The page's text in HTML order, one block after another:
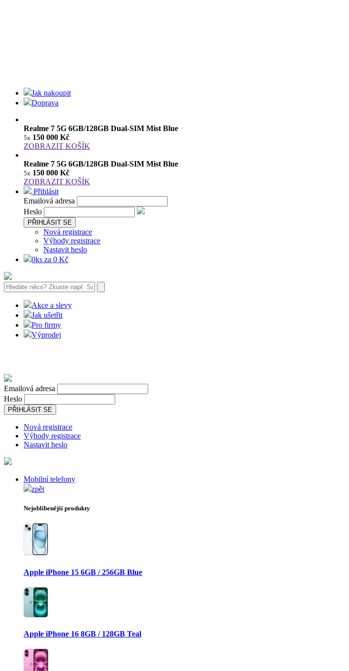
Jak nakoupit
Doprava
Realme 7 5G 6GB/128GB Dual-SIM Mist Blue
5x 150 000 Kč
ZOBRAZIT KOŠÍK
Realme 7 5G 6GB/128GB Dual-SIM Mist Blue
5x 150 000 Kč
ZOBRAZIT KOŠÍK
Přihlásit
Emailová adresa
Heslo
PŘIHLÁSIT SE
Nová registrace
Výhody registrace
Nastavit heslo
0ks za 0 Kč
Akce a slevy
Jak ušetřit
Pro firmy
Výprodej
Emailová adresa
Heslo
PŘIHLÁSIT SE
Nová registrace
Výhody registrace
Nastavit heslo
Mobilní telefony
zpět
Nejoblíbenější produkty
Apple iPhone 15 6GB / 256GB Blue
Apple iPhone 16 8GB / 128GB Teal